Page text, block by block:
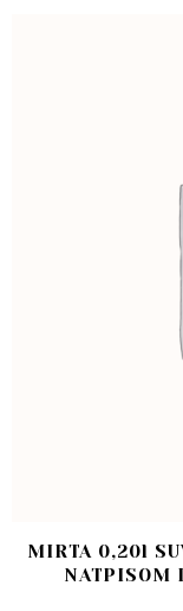
MIRTA 0,20l
NATPISOM